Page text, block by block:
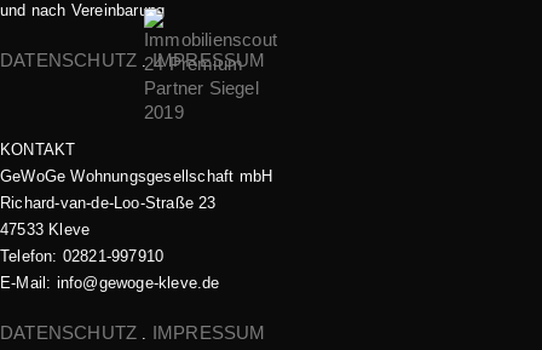
und nach Vereinbarung
DATENSCHUTZ .IMPRESSUM
KONTAKT
GeWoGe Wohnungsgesellschaft mbH
Richard-van-de-Loo-Straße 23
47533 Kleve
Telefon: 02821-997910
E-Mail: info@gewoge-kleve.de​
DATENSCHUTZ . IMPRESSUM